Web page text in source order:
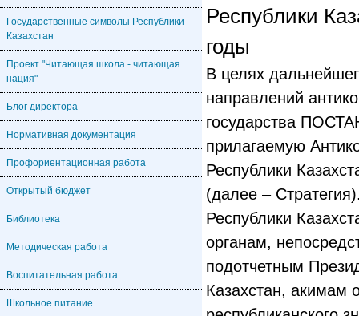
Государственные символы Республики
Казахстан
Проект "Читающая школа - читающая
нация"
Блог директора
Нормативная документация
Профориентационная работа
Открытый бюджет
Библиотека
Методическая работа
Воспитательная работа
Школьное питание
Республики
годы
В целях дальнейшего определения основных направлений антикоррупционной политики государства ПОСТАНОВЛЯЮ: 1. Утвердить прилагаемую Антикоррупционную стратегию Республики Казахстан на 2015–2025 годы (далее – Стратегия). 2. Правительству Республики Казахстан, государственным органам, непосредственно подчиненным и подотчетным Президенту Республики Казахстан, акимам областей, городов республиканского значения, столицы руководствоваться в своей деятельности Стратегией и принять необходимые меры по ее реализации. Сноска. Пункт 2 в редакции Указа Президента РК от 04.08.2018 № 723. 3. Контроль за исполнением настоящего Указа возложить на Администрацию Президента Республики Казахстан. 4. Настоящий Указ вводится в действие со дня подписания. Президент Республики Казахстан Н. НАЗАРБАЕВ УТВЕРЖДЕНА Указом Президента Республики Казахстан от 26 декабря 2014 года № 986 АНТИКОРРУПЦИОННАЯ СТРАТЕГИЯ РЕСПУБЛИКИ КАЗАХСТАН НА 2015–2025 ГОДЫ Содержание Сноска. Содержание с изменением, внесенным Указом Президента РК от 27.05.2020 № 341. 1. Введение 2. Анализ текущей ситуации 2.1. Положительные тенденции в сфере противодействия коррупции 2.2. Проблемы, требующие решения 2.3. Основные факторы, способствующие коррупционным проявлениям 3. Цель и задачи 3.1. Цель и целевые индикаторы 3.2. Задачи 4. Ключевые направления, основные подходы и приоритетные меры 4.1. Противодействие коррупции в сфере государственной службы 4.2. Внедрение института общественного контроля 4.3. Противодействие коррупции в квазигосударственном и частном секторе 4.4. Предупреждение коррупции в судебных и правоохранительных органах 4.5. Формирование системы добропорядочности и антикоррупционной культуры в обществе 4.6. Развитие международного сотрудничества по вопросам противодействия коррупции 5. Мониторинг и оценка реализации стратегии 1. Введение Сноска. Раздел 1 с изменением, внесенным Указом Президента РК от 27.05.2020 № 341. Стратегия "Казахстан-2050": Новый политический курс состоявшегося государства" возводит коррупцию в ранг прямой угрозы национальной безопасности и нацеливает государство и общество на объединение усилий в борьбе с этим негативным явлением. Главный стратегический документ нашей страны, отражающий принципиальную позицию Казахстана по этому важному вопросу, служит основой антикоррупционной политики государства в предстоящие годы. Общеизвестно, что коррупция ведет к снижению эффективности государственного управления, инвестиционной привлекательности страны, сдерживает поступательное социально-экономическое развитие. Казахстан с первых дней государственной независимости целенаправленно и поэтапно следует курсу на создание эффективных, соответствующих мировым стандартам, институтов и механизмов противодействия коррупции. В нашей стране действует современное антикоррупционное законодательство, основой которого являются законы "О противодействии коррупции" и "О государственной службе Республики Казахстан", реализуется ряд программных документов, образован уполномоченный орган, реализующий функции в сфере противодействия коррупции, активно осуществляется международное сотрудничество в сфере антикоррупционной деятельности. На принципах меритократии, при которой руководящие посты занимают способные и профессионально подготовленные люди, независимо от их социального происхождения и имущественного положения, сформирована система государственной службы, в том числе с четким разграничением и определением функций и полномочий каждого органа и должностного лица государства. Приняты комплексные меры по развитию сферы государственных услуг и информатизации работы государственного аппарата, сокращающие прямые контакты чиновников с гражданами и минимизирующие условия для коррупционных явлений. Предпринимаемые меры по повышению уровня жизни граждан, росту национальной экономики, улучшению условий ведения бизнеса, правовой грамотности и социальной активности населения, внедрению электронного правительства, позволившие Казахстану войти в число 50-ти наиболее конкурентоспособных стран мира, также создают предпосылки для формирования культуры законопослушания и общепринятых антикоррупционных моделей поведения. Вместе с тем решение